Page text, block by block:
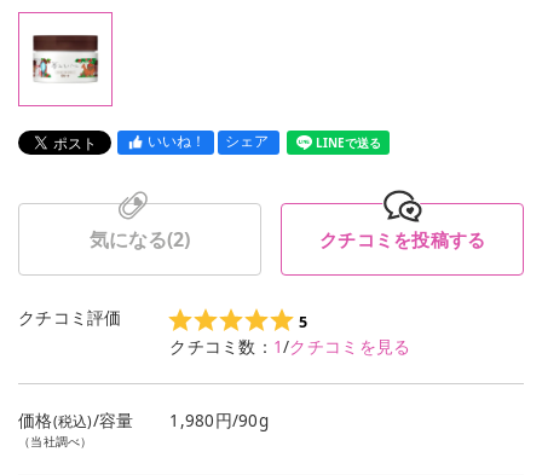
いいね！ シェア LINEで送る
気になる(2) クチコミを投稿する
クチコミ評価 5
クチコミ数： 1/クチコミを見る
価格(税込)/容量
（当社調べ）
1,980円/90g